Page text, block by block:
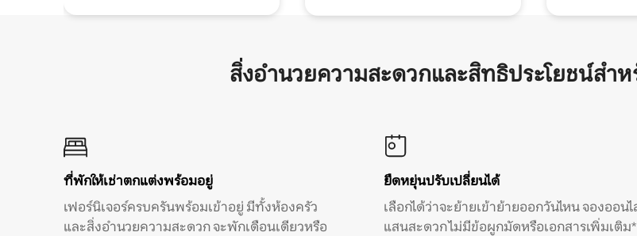
สิ่งอำนวยความสะดวกและสิทธิประโยชน์สำห
ที่พักให้เช่าตกแต่งพร้อมอยู่
เฟอร์นิเจอร์ครบครันพร้อมเข้าอยู่ มีทั้งห้องครัว
และสิ่งอำนวยความสะดวก จะพักเดือนเดียวหรือ
ยืดหยุ่นปรับเปลี่ยนได้
เลือกได้ว่าจะย้ายเข้าย้ายออกวันไหน จองออน
แสนสะดวก ไม่มีข้อผูกมัดหรือเอกสารเพิ่มเติม*